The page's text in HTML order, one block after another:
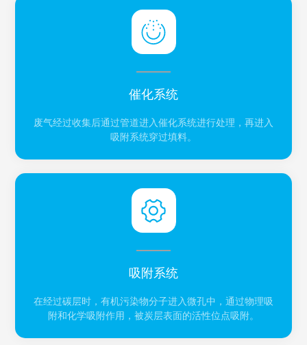
催化系统
废气经过收集后通过管道进入催化系统进行处理，再进入
吸附系统穿过填料。
吸附系统
在经过碳层时，有机污染物分子进入微孔中，通过物理吸
附和化学吸附作用，被炭层表面的活性位点吸附。